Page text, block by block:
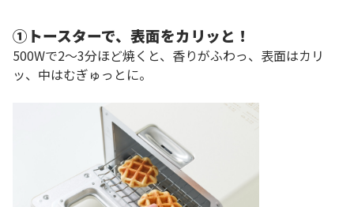
①トースターで、表面をカリッと！
500Wで2～3分ほど焼くと、香りがふわっ、表面はカリ
ッ、中はむぎゅっとに。